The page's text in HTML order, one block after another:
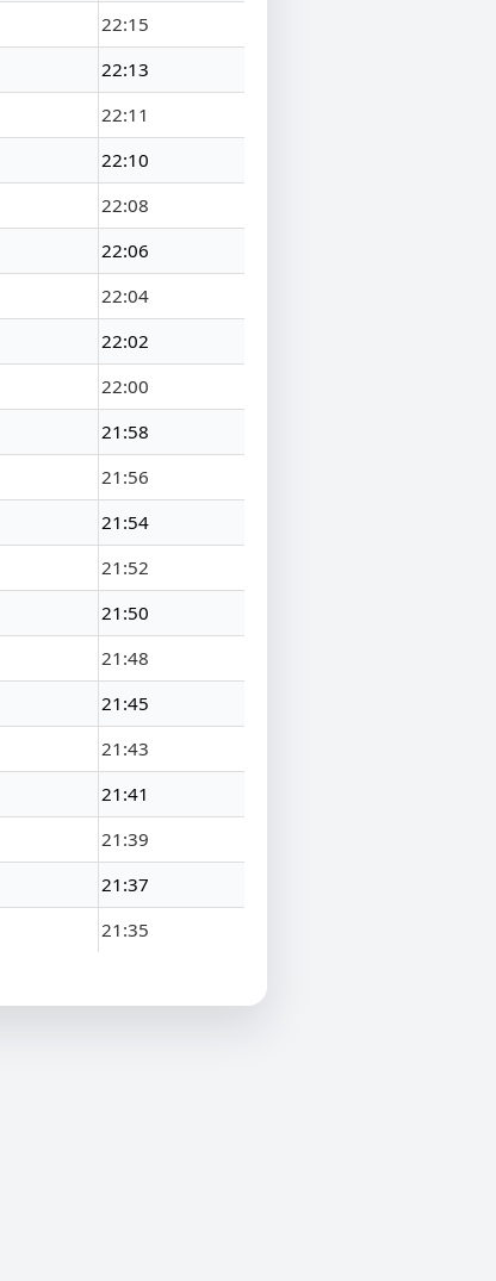
22:15
22:13
22:11
22:10
22:08
22:06
22:04
22:02
22:00
21:58
21:56
21:54
21:52
21:50
21:48
21:45
21:43
21:41
21:39
21:37
21:35